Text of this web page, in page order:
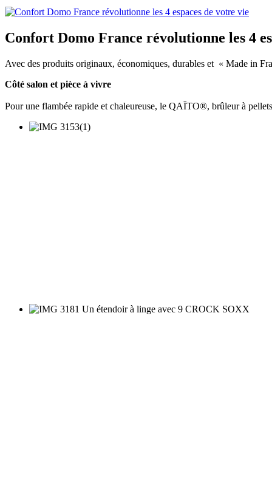
Confort Domo France révolutionne les 4
Avec des produits originaux, économiques, durables et « Made in
Côté salon et pièce à vivre
Pour une flambée rapide et chaleureuse, le QAÏTO®, brûleur à